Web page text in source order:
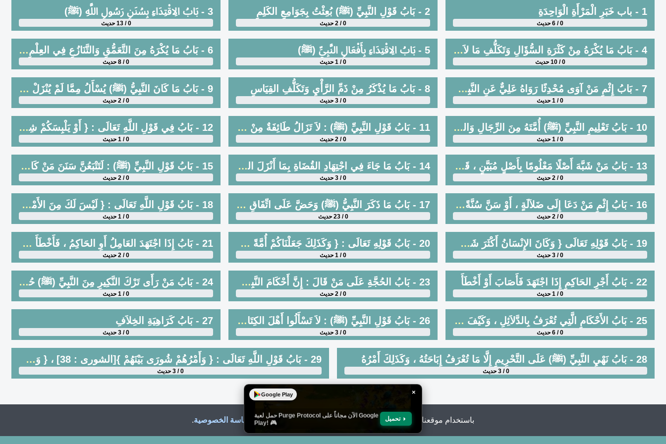
1 - باب خَبَرِ الْمَرْأَةِ الْوَاحِدَةِ
0 / 6 حديث
2 - بَابُ قَوْلِ النَّبِيِّ (ﷺ) بُعِثْتُ بِجَوَامِعِ الكَلِمِ
0 / 2 حديث
3 - بَابُ الِاقْتِدَاءِ بِسُنَنِ رَسُولِ اللَّهِ (ﷺ)
0 / 13 حديث
4 - بَابُ مَا يُكْرَهُ مِنْ كَثْرَةِ السُّؤَالِ وَتَكَلُّفِ مَا لاَ يَعْنِيهِ
0 / 10 حديث
5 - بَابُ الِاقْتِدَاءِ بِأَفْعَالِ النَّبِيِّ (ﷺ)
0 / 1 حديث
6 - بَابُ مَا يُكْرَهُ مِنَ التَّعَمُّقِ وَالتَّنَازُعِ فِي العِلْمِ ، وَالغُلُوِّ فِي الدِّينِ وَالبِدَعِ
0 / 8 حديث
7 - بَابُ إِثْمِ مَنْ آوَى مُحْدِثًا رَوَاهُ عَلِيٌّ عَنِ النَّبِيِّ صَلَّى اللَّهُ عَلَيْهِ وَسَلَّمَ
0 / 1 حديث
8 - بَابُ مَا يُذْكَرُ مِنْ ذَمِّ الرَّأْيِ وَتَكَلُّفِ القِيَاسِ
0 / 3 حديث
9 - بَابُ مَا كَانَ النَّبِيُّ (ﷺ) يُسْأَلُ مِمَّا لَمْ يُنْزَلْ عَلَيْهِ الوَحْيُ ، فَيَقُولُ : «لا أدري» ، أَوْ لَمْ يُجِبْ حَتَّى يُنْزَلَ عَلَيْهِ الوَحْيُ ، وَلَمْ يَقُلْ بِرَأْيٍ وَلاَ بِقِيَاسٍ
0 / 2 حديث
10 - بَابُ تَعْلِيمِ النَّبِيِّ (ﷺ) أُمَّتَهُ مِنَ الرِّجَالِ وَالنِّسَاءِ مِمَّا عَلَّمَهُ اللَّهُ ، لَيْسَ بِرَأْيٍ وَلاَ تَمْثِيلٍ
0 / 1 حديث
11 - بَابُ قَوْلِ النَّبِيِّ (ﷺ) : لاَ تَزَالُ طَائِفَةٌ مِنْ أُمَّتِي ظَاهِرِينَ عَلَى الحَقِّ يُقَاتِلُونَ وَهُمْ أَهْلُ العِلْمِ
0 / 2 حديث
12 - بَابُ فِي قَوْلِ اللَّهِ تَعَالَى : { أَوْ يَلْبِسَكُمْ شِيَعًا }[الأنعام : 65]
0 / 1 حديث
13 - بَابُ مَنْ شَبَّهَ أَصْلًا مَعْلُومًا بِأَصْلٍ مُبَيَّنٍ ، قَدْ بَيَّنَ اللَّهُ حُكْمَهُمَا ، لِيُفْهِمَ السَّائِلَ
0 / 2 حديث
14 - بَابُ مَا جَاءَ فِي اجْتِهَادِ القُضَاةِ بِمَا أَنْزَلَ اللَّهُ تَعَالَى
0 / 3 حديث
15 - بَابُ قَوْلِ النَّبِيِّ (ﷺ) : لَتَتْبَعُنَّ سَنَنَ مَنْ كَانَ قَبْلَكُمْ
0 / 2 حديث
16 - بَابُ إِثْمِ مَنْ دَعَا إِلَى ضَلاَلَةٍ ، أَوْ سَنَّ سُنَّةً سَيِّئَةً
0 / 2 حديث
17 - بَابُ مَا ذَكَرَ النَّبِيُّ (ﷺ) وَحَضَّ عَلَى اتِّفَاقِ أَهْلِ العِلْمِ ، وَمَا أَجْمَعَ عَلَيْهِ الحَرَمَانِ مَكَّةُ ، وَالمَدِينَةُ ، وَمَا كَانَ بِهَا مِنْ مَشَاهِدِ النَّبِيِّ (ﷺ) وَالمُهَاجِرِينَ ، وَالأَنْصَارِ ، وَمُصَلَّى النَّبِيِّ (ﷺ) وَالمِنْبَرِ وَالقَبْرِ
0 / 23 حديث
18 - بَابُ قَوْلِ اللَّهِ تَعَالَى : { لَيْسَ لَكَ مِنَ الأَمْرِ شَيْءٌ }[آل عمران : 128]
0 / 1 حديث
19 - بَابُ قَوْلِهِ تَعَالَى { وَكَانَ الإِنْسَانُ أَكْثَرَ شَيْءٍ جَدَلًا }[الكهف : 54]
0 / 3 حديث
20 - بَابُ قَوْلِهِ تَعَالَى : { وَكَذَلِكَ جَعَلْنَاكُمْ أُمَّةً وَسَطًا }[البقرة : 143] وَمَا أَمَرَ النَّبِيُّ (ﷺ) بِلُزُومِ الجَمَاعَةِ ، وَهُمْ أَهْلُ العِلْمِ
0 / 1 حديث
21 - بَابُ إِذَا اجْتَهَدَ العَامِلُ أَوِ الحَاكِمُ ، فَأَخْطَأَ خِلاَفَ الرَّسُولِ مِنْ غَيْرِ عِلْمٍ ، فَحُكْمُهُ مَرْدُودٌ
0 / 2 حديث
22 - بَابُ أَجْرِ الحَاكِمِ إِذَا اجْتَهَدَ فَأَصَابَ أَوْ أَخْطَأَ
0 / 1 حديث
23 - بَابُ الحُجَّةِ عَلَى مَنْ قَالَ : إِنَّ أَحْكَامَ النَّبِيِّ (ﷺ) كَانَتْ ظَاهِرَةً ، وَمَا كَانَ يَغِيبُ بَعْضُهُمْ مِنْ مَشَاهِدِ النَّبِيِّ (ﷺ) وَأُمُورِ الإِسْلاَمِ
0 / 2 حديث
24 - بَابُ مَنْ رَأَى تَرْكَ النَّكِيرِ مِنَ النَّبِيِّ (ﷺ) حُجَّةً ، لاَ مِنْ غَيْرِ الرَّسُولِ
0 / 1 حديث
25 - بَابُ الأَحْكَامِ الَّتِي تُعْرَفُ بِالدَّلاَئِلِ ، وَكَيْفَ مَعْنَى الدِّلاَلَةِ وَتَفْسِيرُهَا
0 / 6 حديث
26 - بَابُ قَوْلِ النَّبِيِّ (ﷺ) : لاَ تَسْأَلُوا أَهْلَ الكِتَابِ عَنْ شَيْءٍ
0 / 3 حديث
27 - بَابُ كَرَاهِيَةِ الخِلاَفِ
0 / 3 حديث
28 - بَابُ نَهْيِ النَّبِيِّ (ﷺ) عَلَى التَّحْرِيمِ إِلَّا مَا تُعْرَفُ إِبَاحَتُهُ ، وَكَذَلِكَ أَمْرُهُ
0 / 3 حديث
29 - بَابُ قَوْلِ اللَّهِ تَعَالَى : { وَأَمْرُهُمْ شُورَى بَيْنَهُمْ }[الشورى : 38] ، { وَشَاوِرْهُمْ فِي الأَمْرِ }[آل عمران : 159]
0 / 3 حديث
باستخدام موقعنا ، فإنك تقر بأنك قد قرأت وفهمتشروط الاستخدامو سياسة الخصوصية.
Google Play
حمل لعبة Purge Protocol الآن مجاناً على Google
Play! 🎮
تحميل
×